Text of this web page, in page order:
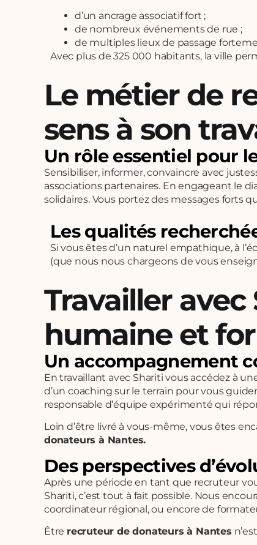
d’un ancrage associatif fort ;
de nombreux événements de rue ;
de multiples lieux de passage
Avec plus de 325 000 habitants, la ville
Le métier de
sens à son
Un rôle essentiel pour
Sensibiliser, informer, convaincre avec
associations partenaires. En engageant le
solidaires. Vous portez des messages forts
Les qualités
Si vous êtes d’un naturel empathique, à
(que nous nous chargeons de vous
Travailler
humaine et
Un accompagnement
En travaillant avec Shariti vous accédez à
d’un coaching sur le terrain pour vous
responsable d’équipe expérimenté qui
Loin d’être livré à vous-même, vous êtes
donateurs à Nantes.
Des perspectives
Après une période en tant que recruteur
Shariti, c’est tout à fait possible. Nous
coordinateur régional, ou encore de
Être recruteur de donateurs à Nantes